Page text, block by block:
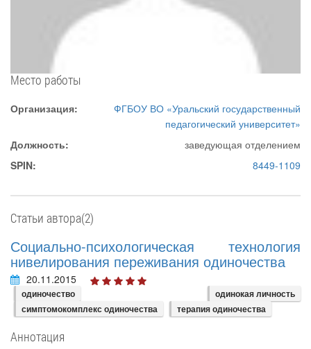
Место работы
Организация:
ФГБОУ ВО «Уральский государственный
педагогический университет»
Должность:
заведующая отделением
SPIN:
8449-1109
Статьи автора(2)
Социально-психологическая технология
нивелирования переживания одиночества
20.11.2015
одиночество
одинокая личность
симптомокомплекс одиночества
терапия одиночества
Аннотация